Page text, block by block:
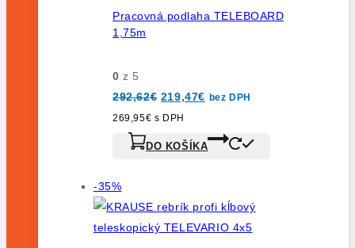
Pracovná podlaha TELEBOARD
1,75m
0 z 5
292,62€ Pôvodná
cena
bola:
219,47€ Aktuálna
cena
bez DPH
269,95€ s DPH
DO KOŠÍKA
-35%Výrobok
na
predaj